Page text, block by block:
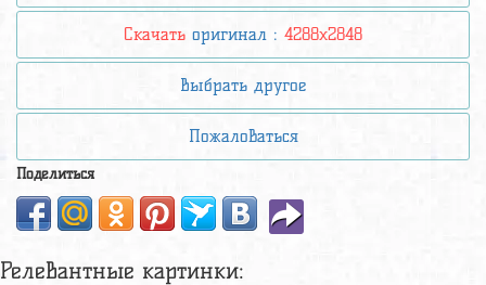
Скачать оригинал : 4288x2848
Выбрать другое
Пожаловаться
Поделиться
Релевантные картинки: